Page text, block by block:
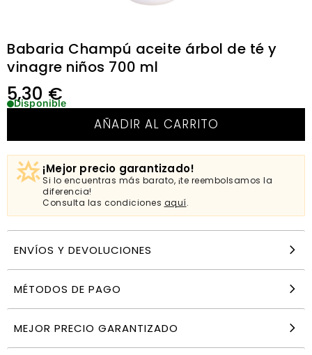
Babaria Champú aceite árbol de té y
vinagre niños 700 ml
5,30 €
Disponible
AÑADIR AL CARRITO
¡Mejor precio garantizado!
Si lo encuentras más barato, ¡te reembolsamos la
diferencia!
Consulta las condiciones aquí.
ENVÍOS Y DEVOLUCIONES
MÉTODOS DE PAGO
MEJOR PRECIO GARANTIZADO
niños 700 ml
5,30€
AÑADIR